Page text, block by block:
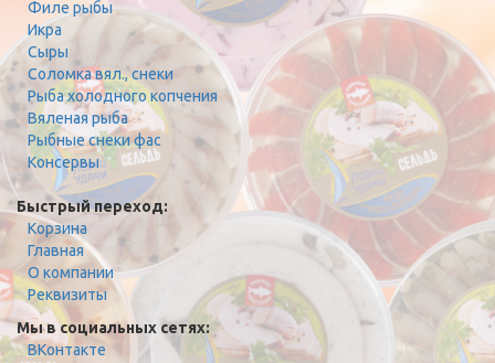
Филе рыбы
Икра
Сыры
Соломка вял., снеки
Рыба холодного копчения
Вяленая рыба
Рыбные снеки фас
Консервы
Быстрый переход:
Корзина
Главная
О компании
Реквизиты
Мы в социальных сетях:
ВКонтакте